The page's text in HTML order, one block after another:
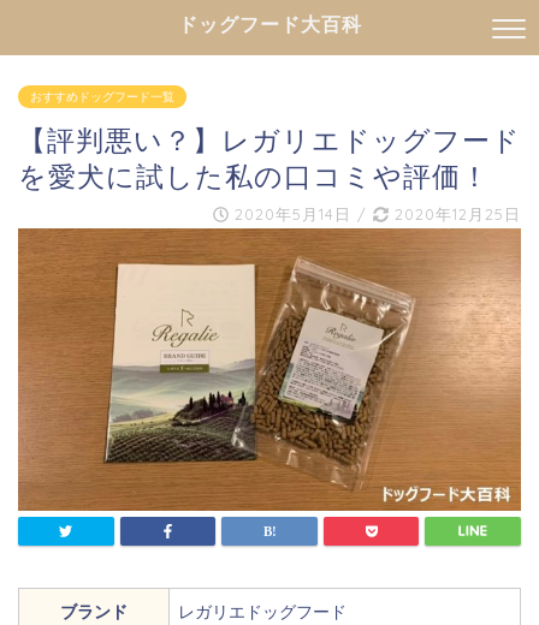
ドッグフード大百科
おすすめドッグフード一覧
【評判悪い？】レガリエドッグフード
を愛犬に試した私の口コミや評価！
2020年5月14日 / 2020年12月25日
ブランド レガリエドッグフード